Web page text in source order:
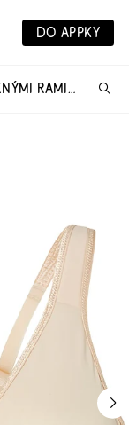
DO APPKY
PODPRSENKA MINIMIZER S VYSTUŽENÝMI RAMIENKAMI